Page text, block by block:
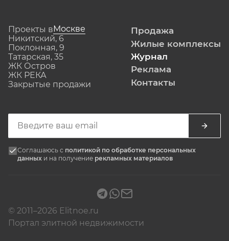
Проекты вМоскве
Никитский, 6
Поклонная, 9
Татарская, 35
ЖК Остров
ЖК РЕКА
Закрытые продажи
Продажа
Жилые комплексы
Журнал
Реклама
Контакты
Соглашаюсь с политикой по обработке персональных
данных и на получение рекламных материалов
© 2011–2026 Elitnoe.ru
Портал элитной недвижимости